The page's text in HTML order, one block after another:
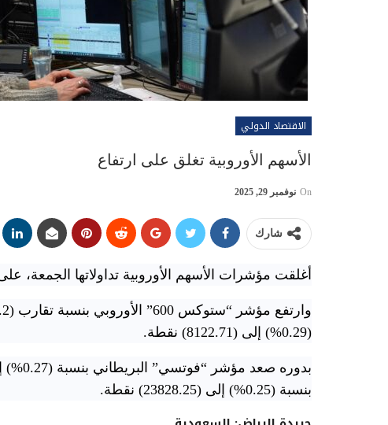
الاقتصاد الدولي
الأسهم الأوروبية تغلق على ارتفاع
On نوفمبر 29, 2025
شارك
أغلقت مؤشرات الأسهم الأوروبية تداولاتها
(0.29%) إلى (8122.71) نقطة.
بنسبة (0.25%) إلى (23828.25) نقطة.